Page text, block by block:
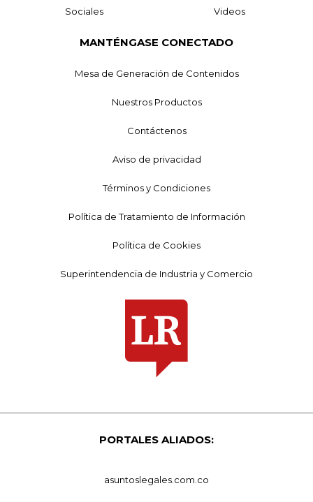
Sociales Videos
MANTÉNGASE CONECTADO
Mesa de Generación de Contenidos
Nuestros Productos
Contáctenos
Aviso de privacidad
Términos y Condiciones
Política de Tratamiento de Información
Política de Cookies
Superintendencia de Industria y Comercio
PORTALES ALIADOS:
asuntoslegales.com.co